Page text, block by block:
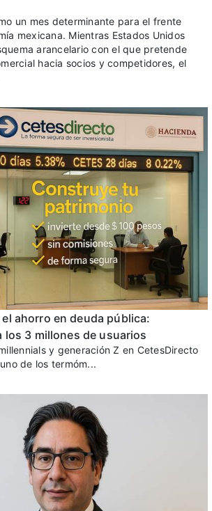
un mes determinante para el frente
mexicana. Mientras Estados Unidos
arancelario con el que pretende
hacia socios y competidores, el
ahorro en deuda pública:
los 3 millones de usuarios
y generación Z en CetesDirecto
de los termóm...